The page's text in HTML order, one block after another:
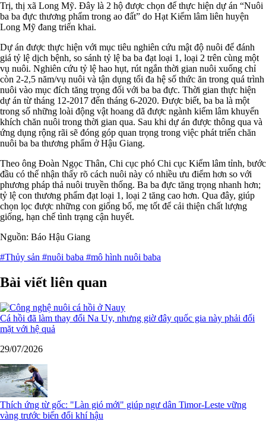
Trị, thị xã Long Mỹ. Đây là 2 hộ được chọn để thực hiện dự án “Nuôi
ba ba đực thương phẩm trong ao đất” do Hạt Kiểm lâm liên huyện
Long Mỹ đang triển khai.
Dự án được thực hiện với mục tiêu nghiên cứu mật độ nuôi để đánh
giá tỷ lệ dịch bệnh, so sánh tỷ lệ ba ba đạt loại 1, loại 2 trên cùng một
vụ nuôi. Nghiên cứu tỷ lệ hao hụt, rút ngắn thời gian nuôi xuống chỉ
còn 2-2,5 năm/vụ nuôi và tận dụng tối đa hệ số thức ăn trong quá trình
nuôi vào mục đích tăng trọng đối với ba ba đực. Thời gian thực hiện
dự án từ tháng 12-2017 đến tháng 6-2020. Được biết, ba ba là một
trong số những loài động vật hoang dã được ngành kiểm lâm khuyến
khích chăn nuôi trong thời gian qua. Sau khi dự án được thông qua và
ứng dụng rộng rãi sẽ đóng góp quan trọng trong việc phát triển chăn
nuôi ba ba thương phẩm ở Hậu Giang.
Theo ông Đoàn Ngọc Thân, Chi cục phó Chi cục Kiểm lâm tỉnh, bước
đầu có thể nhận thấy rõ cách nuôi này có nhiều ưu điểm hơn so với
phương pháp thả nuôi truyền thống. Ba ba đực tăng trọng nhanh hơn;
tỷ lệ con thương phẩm đạt loại 1, loại 2 tăng cao hơn. Qua đây, giúp
chọn lọc được những con giống bố, mẹ tốt để cải thiện chất lượng
giống, hạn chế tình trạng cận huyết.
Nguồn: Báo Hậu Giang
#Thủy sản #nuôi baba #mô hình nuôi baba
Bài viết liên quan
Cá hồi đã làm thay đổi Na Uy, nhưng giờ đây quốc gia này phải đối
mặt với hệ quả
29/07/2026
Thích ứng từ gốc: "Làn gió mới" giúp ngư dân Timor-Leste vững
vàng trước biến đổi khí hậu